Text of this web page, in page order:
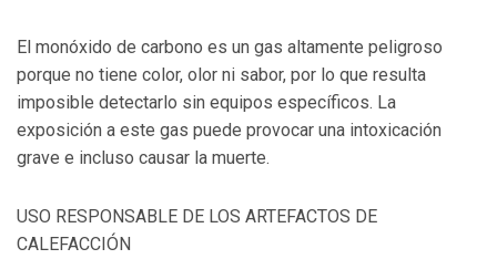
El monóxido de carbono es un gas altamente peligroso
porque no tiene color, olor ni sabor, por lo que resulta
imposible detectarlo sin equipos específicos. La
exposición a este gas puede provocar una intoxicación
grave e incluso causar la muerte.
USO RESPONSABLE DE LOS ARTEFACTOS DE
CALEFACCIÓN